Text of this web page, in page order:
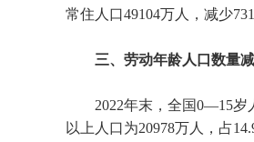
常住人口49104万人，减少731
三、劳动年龄人口数量减
2022年末，全国0—15岁
以上人口为20978万人，占